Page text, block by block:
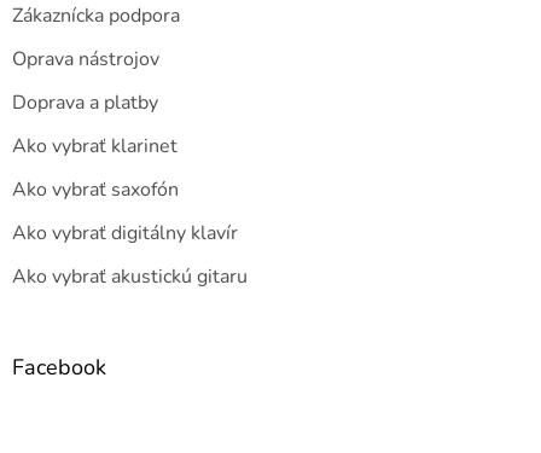
Zákaznícka podpora
Oprava nástrojov
Doprava a platby
Ako vybrať klarinet
Ako vybrať saxofón
Ako vybrať digitálny klavír
Ako vybrať akustickú gitaru
Facebook